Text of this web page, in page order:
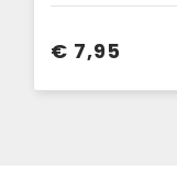
€ 7,95